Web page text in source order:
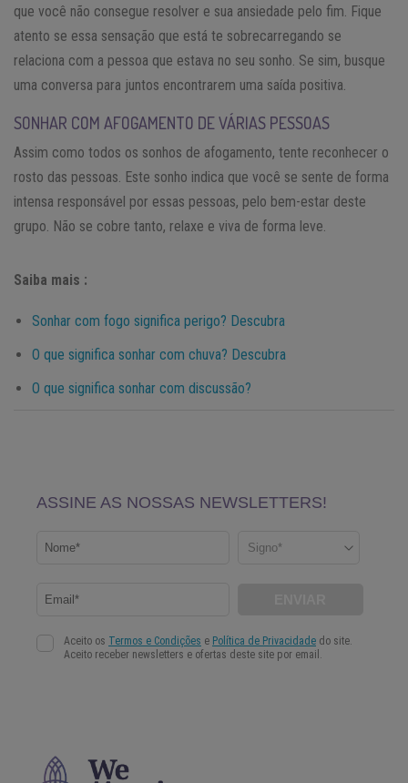
que você não consegue resolver e sua ansiedade pelo fim. Fique
atento se essa sensação que está te sobrecarregando se
relaciona com a pessoa que estava no seu sonho. Se sim, busque
uma conversa para juntos encontrarem uma saída positiva.
SONHAR COM AFOGAMENTO DE VÁRIAS PESSOAS
Assim como todos os sonhos de afogamento, tente reconhecer o
rosto das pessoas. Este sonho indica que você se sente de forma
intensa responsável por essas pessoas, pelo bem-estar deste
grupo. Não se cobre tanto, relaxe e viva de forma leve.
Saiba mais :
Sonhar com fogo significa perigo? Descubra
O que significa sonhar com chuva? Descubra
O que significa sonhar com discussão?